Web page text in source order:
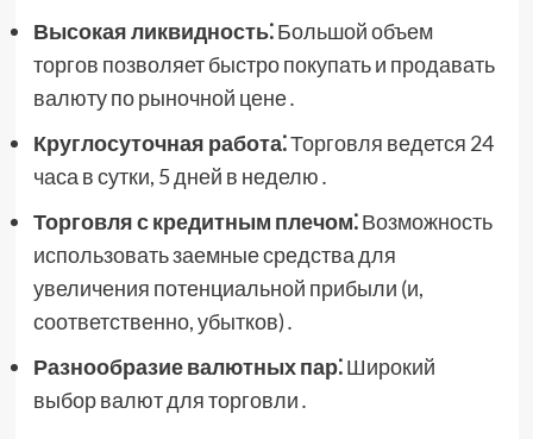
Высокая ликвидность⁚Большой объем
торгов позволяет быстро покупать и продавать
валюту по рыночной цене․
Круглосуточная работа⁚Торговля ведется 24
часа в сутки, 5 дней в неделю․
Торговля с кредитным плечом⁚Возможность
использовать заемные средства для
увеличения потенциальной прибыли (и,
соответственно, убытков)․
Разнообразие валютных пар⁚Широкий
выбор валют для торговли․